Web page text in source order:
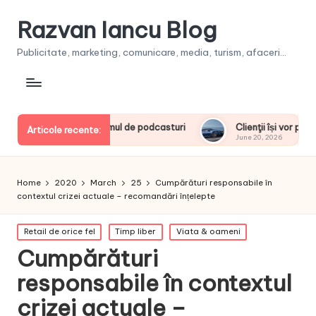
Razvan Iancu Blog
Publicitate, marketing, comunicare, media, turism, afaceri...
Articole recente:
consumul de podcasturi Clienţii își vor putea configura
June 20, 2026
Home 2020 March 25
Cumpărături responsabile în
contextul crizei actuale – recomandări înțelepte
Posted
in
Retail de orice fel Timp liber Viata & oameni
Cumpărături
responsabile în contextul
crizei actuale –